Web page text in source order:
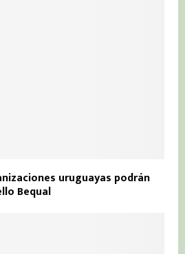
uruguayas podrán
Bequal